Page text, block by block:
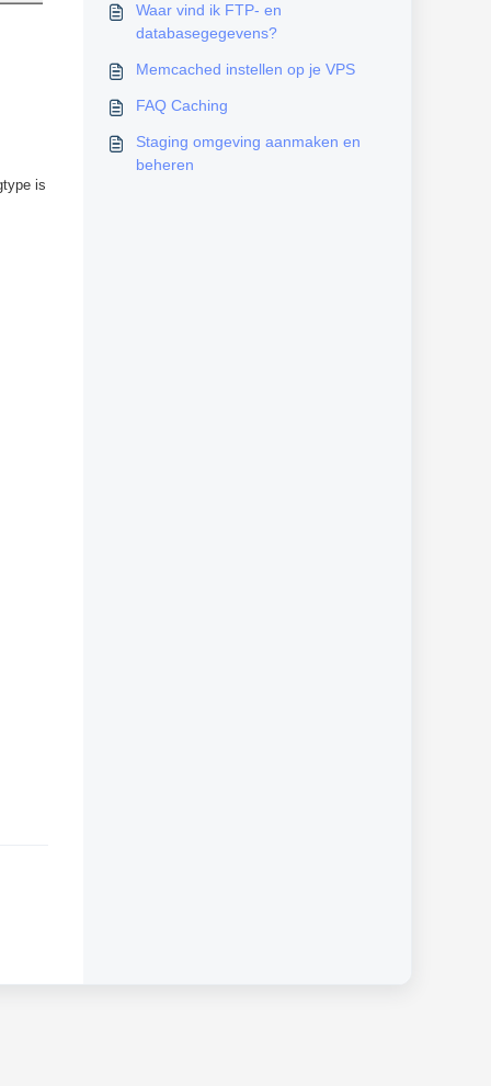
is
Waar vind ik FTP- en
databasegegevens?
Memcached instellen op je VPS
FAQ Caching
Staging omgeving aanmaken en
beheren